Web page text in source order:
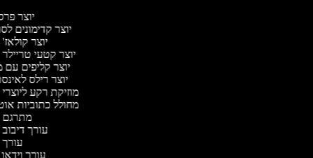
יוצר
יוצר קדימונים
יוצר
יוצר קטעי
יוצר קליפים
יוצר רילס
מוזיקת רקע
מחולל כתוביות
מתרגם
עורך
עורך